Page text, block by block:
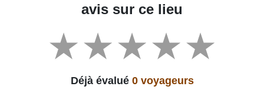
avis sur ce lieu
Déjà évalué 0 voyageurs